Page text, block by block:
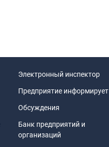
Электронный инспектор
Предприятие информирует
Обсуждения
Банк предприятий и
организаций